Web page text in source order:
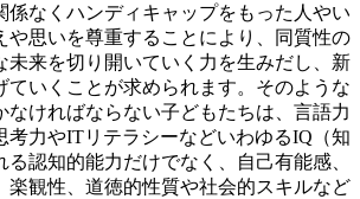
係なくハンディキャップをもった人やい
や思いを尊重することにより、同質性の
未来を切り開いていく力を生みだし、新
ていくことが求められます。そのような
なければならない子どもたちは、言語力
考力やITリテラシーなどいわゆるIQ （知
認知的能力だけでなく、自己有能感、
楽観性、道徳的性質や社会的スキルなど